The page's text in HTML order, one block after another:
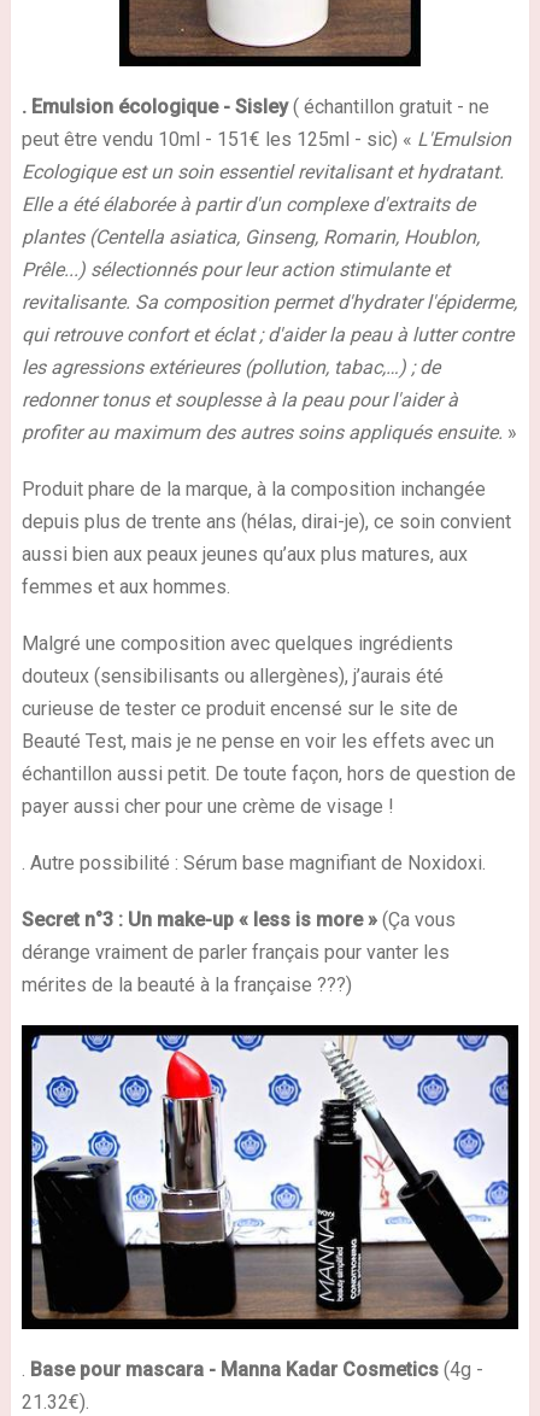
. Emulsion écologique- Sisley( échantillon gratuit - ne
peut être vendu 10ml - 151€ les 125ml - sic) « L'Emulsion
Ecologique est un soin essentiel revitalisant et hydratant.
Elle a été élaborée à partir d'un complexe d'extraits de
plantes (Centella asiatica, Ginseng, Romarin, Houblon,
Prêle...) sélectionnés pour leur action stimulante et
revitalisante. Sa composition permet d'hydrater l'épiderme,
qui retrouve confort et éclat ; d'aider la peau à lutter contre
les agressions extérieures (pollution, tabac,…) ; de
redonner tonus et souplesse à la peau pour l'aider à
profiter au maximum des autres soins appliqués ensuite. »
Produit phare de la marque, à la composition inchangée
depuis plus de trente ans (hélas, dirai-je), ce soin convient
aussi bien aux peaux jeunes qu’aux plus matures, aux
femmes et aux hommes.
Malgré une composition avec quelques ingrédients
douteux(sensibilisants ou allergènes), j’aurais été
curieuse de tester ce produit encensé sur le site de
Beauté Test, mais je ne pense en voir les effets avec un
échantillon aussi petit. De toute façon, hors de question de
payer aussi cher pour une crème de visage !
. Autre possibilité : Sérum base magnifiant de Noxidoxi.
Secret n°3 : Un make-up « less is more » (Ça vous
dérange vraiment de parler français pour vanter les
mérites de la beauté à la française ???)
. Base pour mascara- Manna Kadar Cosmetics(4g -
21.32€).